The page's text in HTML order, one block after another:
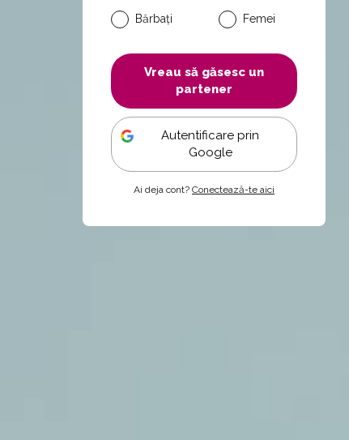
Bărbați
Femei
Vreau să găsesc un
partener
Autentificare prin
Google
Ai deja cont? Conectează-te aici